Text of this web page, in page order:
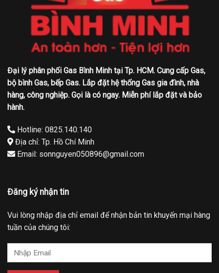
Đại lý phân phối Gas Bình Minh tại Tp. HCM. Cung cấp Gas,
bộ bình Gas, bếp Gas. Lắp đặt hệ thống Gas gia đình, nhà
hàng, công nghiệp. Gọi là có ngay. Miễn phí lắp đặt và bảo
hành.
Hotline: 0825.140.140
Địa chỉ: Tp. Hồ Chí Minh
Email: sonnguyen050896@gmail.com
Đăng ký nhận tin
Vui lòng nhập địa chỉ email để nhận bản tin khuyến mại hàng
tuần của chúng tôi: